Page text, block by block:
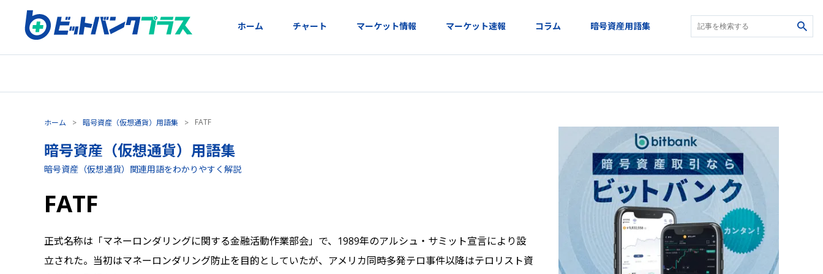
ホーム チャート マーケット情報 マーケット速報 コラム 暗号資産用語集
ホーム > 暗号資産（仮想通貨）用語集 > FATF
暗号資産（仮想通貨）用語集
暗号資産（仮想通貨）関連用語をわかりやすく解説
FATF
正式名称は「マネーロンダリングに関する金融活動作業部会」で、1989年のアルシュ・サミット宣言により設
立された。当初はマネーロンダリング防止を目的としていたが、アメリカ同時多発テロ事件以降はテロリスト資